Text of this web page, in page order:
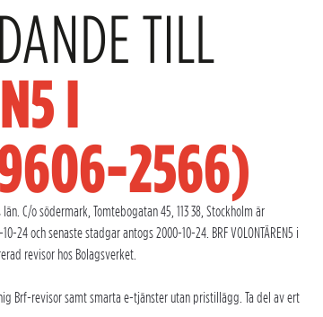
TILL
I
2566)
C/o södermark, Tomtebogatan 45, 113 38, Stockholm är
och senaste stadgar antogs 2000-10-24. BRF VOLONTÄREN5 i
revisor hos Bolagsverket.
Brf-revisor samt smarta e-tjänster utan pristillägg. Ta del av ert